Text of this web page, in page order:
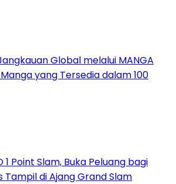
Global melalui MANGA
yang Tersedia dalam 100
1 Point Slam, Buka Peluang bagi
Tampil di Ajang Grand Slam